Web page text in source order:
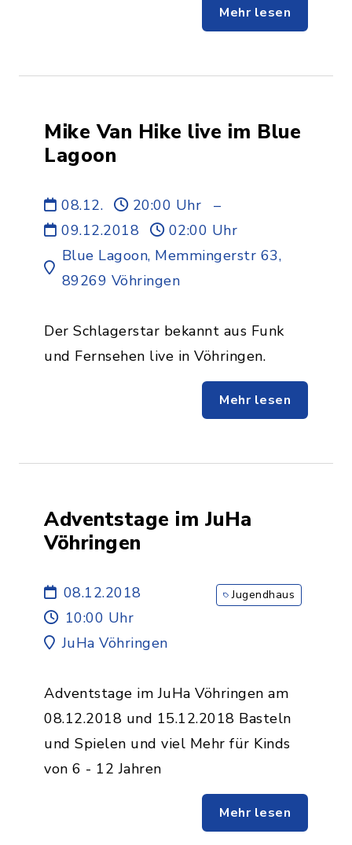
Mehr lesen
Mike Van Hike live im Blue
Lagoon
08.12. 20:00 Uhr
–
09.12.2018
02:00 Uhr
Blue Lagoon, Memmingerstr 63,
89269 Vöhringen
Der Schlagerstar bekannt aus Funk
und Fernsehen live in Vöhringen.
Mehr lesen
Adventstage im JuHa
Vöhringen
08.12.2018
10:00 Uhr
JuHa Vöhringen
Jugendhaus
Adventstage im JuHa Vöhringen am
08.12.2018 und 15.12.2018 Basteln
und Spielen und viel Mehr für Kinds
von 6 - 12 Jahren
Mehr lesen